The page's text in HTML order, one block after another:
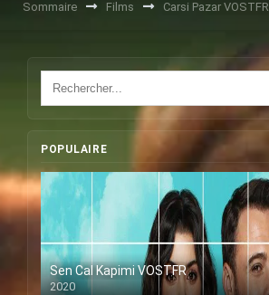
Sommaire Films Carsi Pazar VOSTFR
POPULAIRE
Sen Cal Kapimi VOSTFR
2020